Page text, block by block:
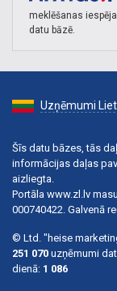
meklēšanas
datu bāzē.
Uzņēmumi
Šīs datu bāzes, tās
informācijas daļas
aizliegta.
Portāla www.zl.lv
000740422. Galvenā
© Ltd. "heise
251 070 uzņēmumi
dienā: 1 086